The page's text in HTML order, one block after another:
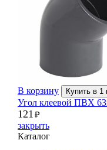
В корзину Купить в 1
Угол клеевой ПВХ
121 ₽
закрыть
Каталог